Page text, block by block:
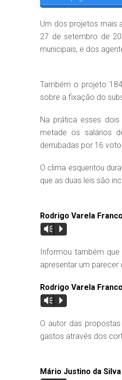
Um dos projetos mais
27 de setembro de
municipais, e dos
Também o projeto
sobre a fixação do
Na prática esses
metade os salários
derrubadas por 16
O clima esquentou
que as duas leis são
Rodrigo Varela Franco
Vm P
Informou também
apresentar um parecer
Rodrigo Varela Franco
Vm P
O autor das
gastos através dos
Mário Justino da Silva